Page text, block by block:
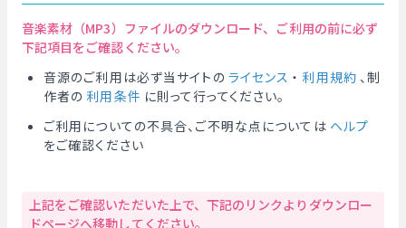
音楽素材（MP3）ファイルのダウンロード、ご利用の前に必ず
下記項目をご確認ください。
音源のご利用は必ず当サイトの ライセンス ・ 利用規約 、制
作者の 利用条件 に則って行ってください。
ご利用についての不具合、ご不明な点については ヘルプ
をご確認ください
上記をご確認いただいた上で、下記のリンクよりダウンロー
ドページへ移動してください。